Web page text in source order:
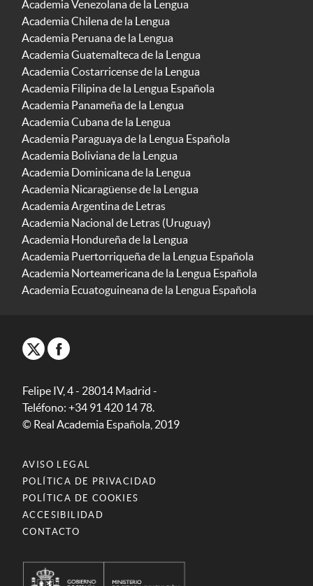
Academia Venezolana de la Lengua
Academia Chilena de la Lengua
Academia Peruana de la Lengua
Academia Guatemalteca de la Lengua
Academia Costarricense de la Lengua
Academia Filipina de la Lengua Española
Academia Panameña de la Lengua
Academia Cubana de la Lengua
Academia Paraguaya de la Lengua Española
Academia Boliviana de la Lengua
Academia Dominicana de la Lengua
Academia Nicaragüense de la Lengua
Academia Argentina de Letras
Academia Nacional de Letras (Uruguay)
Academia Hondureña de la Lengua
Academia Puertorriqueña de la Lengua Española
Academia Norteamericana de la Lengua Española
Academia Ecuatoguineana de la Lengua Española
Felipe IV, 4 - 28014 Madrid -
Teléfono: +34 91 420 14 78.
© Real Academia Española, 2019
AVISO LEGAL
POLÍTICA DE PRIVACIDAD
POLÍTICA DE COOKIES
ACCESIBILIDAD
CONTACTO